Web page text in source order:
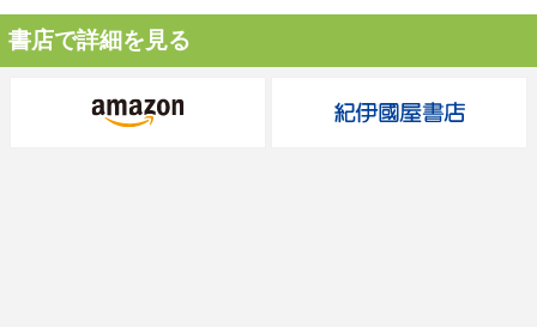
書店で詳細を見る